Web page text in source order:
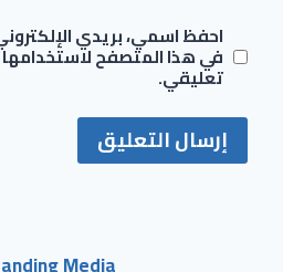
احفظ اسمي، بريدي
في هذا المتصفح لاستخدامها
تعليقي.